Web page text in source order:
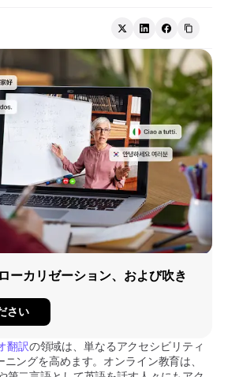
ーカリゼーション、および吹き
さい
翻訳の領域は、単なるアクセシビリティ
ングを高めます。オンライン教育は、